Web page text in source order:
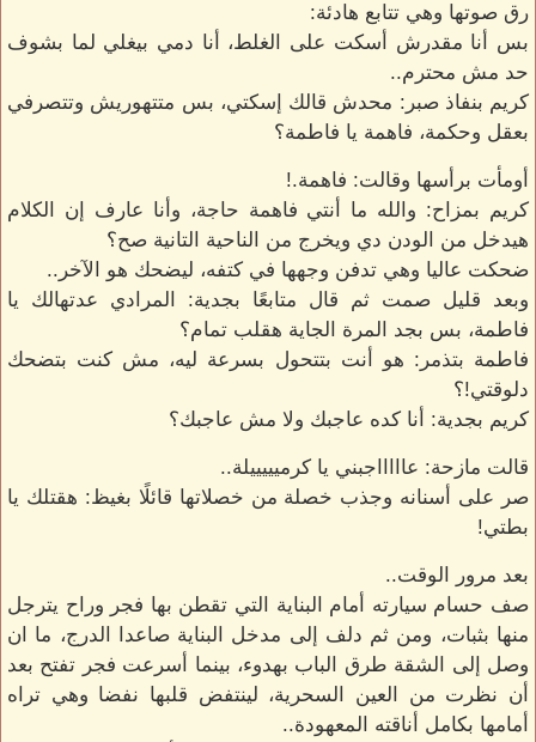
رق صوتها وهي تتابع هادئة:
بس أنا مقدرش أسكت على الغلط، أنا دمي بيغلي لما بشوف
حد مش محترم..
كريم بنفاذ صبر: محدش قالك إسكتي، بس متتهوريش وتتصرفي
بعقل وحكمة، فاهمة يا فاطمة؟
أومأت برأسها وقالت: فاهمة.!
كريم بمزاح: والله ما أنتي فاهمة حاجة، وأنا عارف إن الكلام
هيدخل من الودن دي ويخرج من الناحية التانية صح؟
ضحكت عاليا وهي تدفن وجهها في كتفه، ليضحك هو الآخر..
وبعد قليل صمت ثم قال متابعًا بجدية: المرادي عدتهالك يا
فاطمة، بس بجد المرة الجاية هقلب تمام؟
فاطمة بتذمر: هو أنت بتتحول بسرعة ليه، مش كنت بتضحك
دلوقتي!؟
كريم بجدية: أنا كده عاجبك ولا مش عاجبك؟
قالت مازحة: عاااااجبني يا كرميييييلة..
صر على أسنانه وجذب خصلة من خصلاتها قائلًا بغيظ: هقتلك يا
بطتي!
بعد مرور الوقت..
صف حسام سيارته أمام البناية التي تقطن بها فجر وراح يترجل
منها بثبات، ومن ثم دلف إلى مدخل البناية صاعدا الدرج، ما ان
وصل إلى الشقة طرق الباب بهدوء، بينما أسرعت فجر تفتح بعد
أن نظرت من العين السحرية، لينتفض قلبها نفضا وهي تراه
أمامها بكامل أناقته المعهودة..